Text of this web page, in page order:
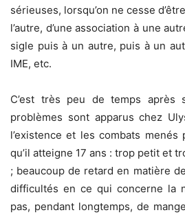
sérieuses, lorsqu’on ne cesse
l’autre, d’une association à une
sigle puis à un autre, puis à un
IME, etc.
C’est très peu de temps après
problèmes sont apparus chez
l’existence et les combats menés
qu’il atteigne 17 ans : trop petit et
; beaucoup de retard en matière
difficultés en ce qui concerne la
pas, pendant longtemps, de